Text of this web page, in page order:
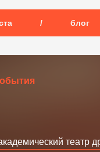
/ блог
театр